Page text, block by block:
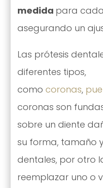
medida para
asegurando un
Las prótesis
diferentes tipos,
como coronas,
coronas son
sobre un diente
su forma, tamaño
dentales, por otro
reemplazar uno o